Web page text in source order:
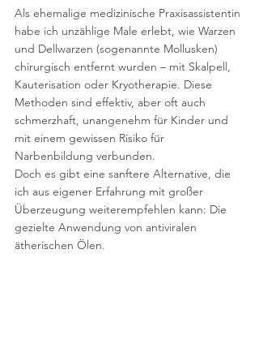
Als ehemalige medizinische Praxisassistentin
habe ich unzählige Male erlebt, wie Warzen
und Dellwarzen (sogenannte Mollusken)
chirurgisch entfernt wurden – mit Skalpell,
Kauterisation oder Kryotherapie. Diese
Methoden sind effektiv, aber oft auch
schmerzhaft, unangenehm für Kinder und
mit einem gewissen Risiko für
Narbenbildung verbunden.
Doch es gibt eine sanftere Alternative, die
ich aus eigener Erfahrung mit großer
Überzeugung weiterempfehlen kann: Die
gezielte Anwendung von antiviralen
ätherischen Ölen.